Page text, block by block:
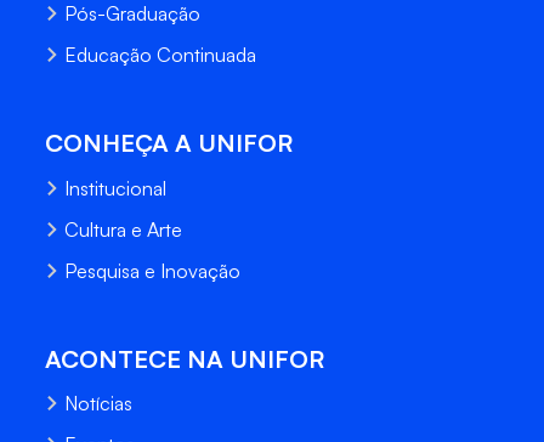
Pós-Graduação
Educação Continuada
CONHEÇA A UNIFOR
Institucional
Cultura e Arte
Pesquisa e Inovação
ACONTECE NA UNIFOR
Notícias